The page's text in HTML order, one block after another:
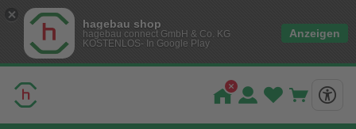
hagebau shop
hagebau connect GmbH & Co. KG
KOSTENLOS- In Google Play
Anzeigen